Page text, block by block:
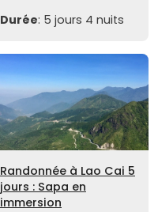
Durée: 5 jours 4 nuits
Randonnée à Lao Cai 5
jours : Sapa en
immersion